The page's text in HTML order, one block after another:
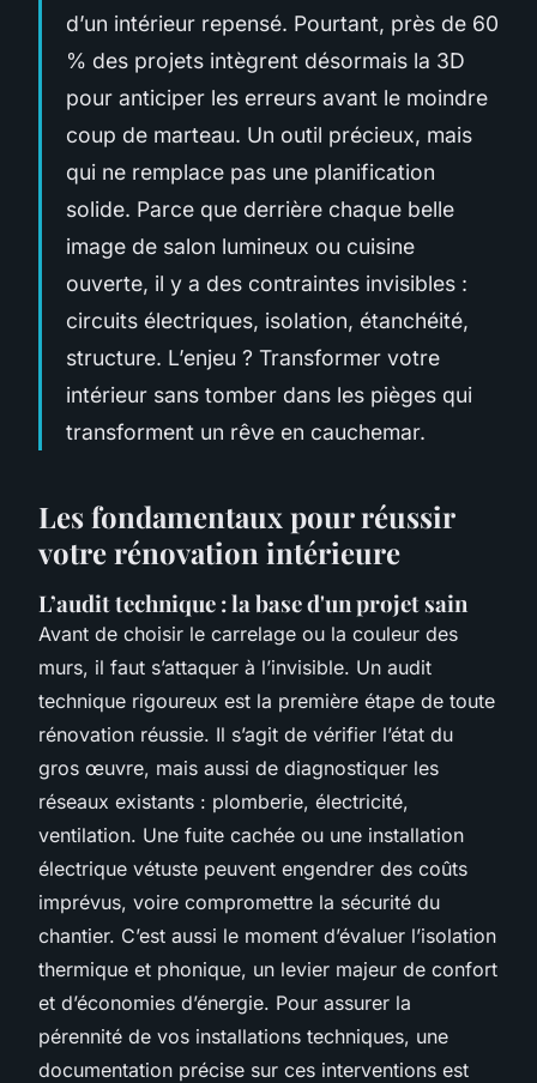
d’un intérieur repensé. Pourtant, près de 60
% des projets intègrent désormais la 3D
pour anticiper les erreurs avant le moindre
coup de marteau. Un outil précieux, mais
qui ne remplace pas une planification
solide. Parce que derrière chaque belle
image de salon lumineux ou cuisine
ouverte, il y a des contraintes invisibles :
circuits électriques, isolation, étanchéité,
structure. L’enjeu ? Transformer votre
intérieur sans tomber dans les pièges qui
transforment un rêve en cauchemar.
Les fondamentaux pour réussir
votre rénovation intérieure
L’audit technique : la base d'un projet sain
Avant de choisir le carrelage ou la couleur des
murs, il faut s’attaquer à l’invisible. Un audit
technique rigoureux est la première étape de toute
rénovation réussie. Il s’agit de vérifier l’état du
gros œuvre, mais aussi de diagnostiquer les
réseaux existants : plomberie, électricité,
ventilation. Une fuite cachée ou une installation
électrique vétuste peuvent engendrer des coûts
imprévus, voire compromettre la sécurité du
chantier. C’est aussi le moment d’évaluer l’isolation
thermique et phonique, un levier majeur de confort
et d’économies d’énergie. Pour assurer la
pérennité de vos installations techniques, une
documentation précise sur ces interventions est